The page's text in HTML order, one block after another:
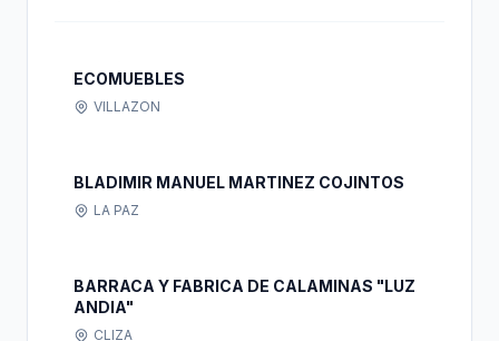
ECOMUEBLES
VILLAZON
BLADIMIR MANUEL MARTINEZ COJINTOS
LA PAZ
BARRACA Y FABRICA DE CALAMINAS "LUZ
ANDIA"
CLIZA